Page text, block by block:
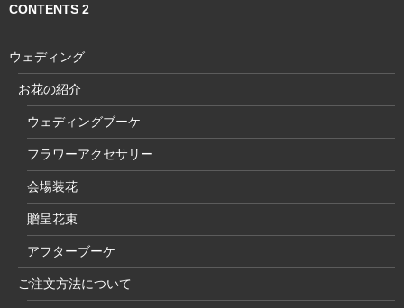
CONTENTS 2
ウェディング
お花の紹介
ウェディングブーケ
フラワーアクセサリー
会場装花
贈呈花束
アフターブーケ
ご注文方法について